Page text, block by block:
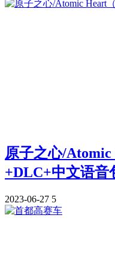
原子之心/
+DLC+中文语音
2023-06-27 5